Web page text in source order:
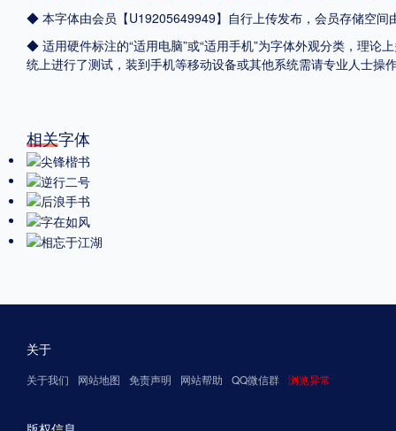
◆ 本字体由会员【U19205649949】自行上传发布，会员存储空
◆ 适用硬件标注的“适用电脑”或“适用手机”为字体外观分类，理论
统上进行了测试，装到手机等移动设备或其他系统需请专业人士
相关字体
关于
关于我们 网站地图 免责声明 网站帮助 QQ微信群 浏览异常